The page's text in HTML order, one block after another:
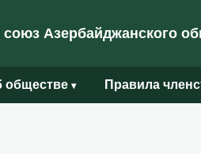
Азербайджанского
обществе ▾ Правила